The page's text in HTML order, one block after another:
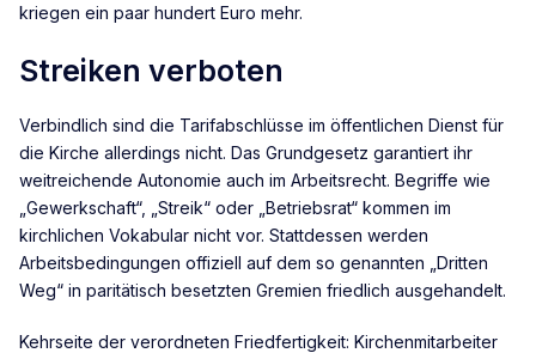
kriegen ein paar hundert Euro mehr.
Streiken verboten
Verbindlich sind die Tarifabschlüsse im öffentlichen Dienst für
die Kirche allerdings nicht. Das Grundgesetz garantiert ihr
weitreichende Autonomie auch im Arbeitsrecht. Begriffe wie
„Gewerkschaft“, „Streik“ oder „Betriebsrat“ kommen im
kirchlichen Vokabular nicht vor. Stattdessen werden
Arbeitsbedingungen offiziell auf dem so genannten „Dritten
Weg“ in paritätisch besetzten Gremien friedlich ausgehandelt.
Kehrseite der verordneten Friedfertigkeit: Kirchenmitarbeiter